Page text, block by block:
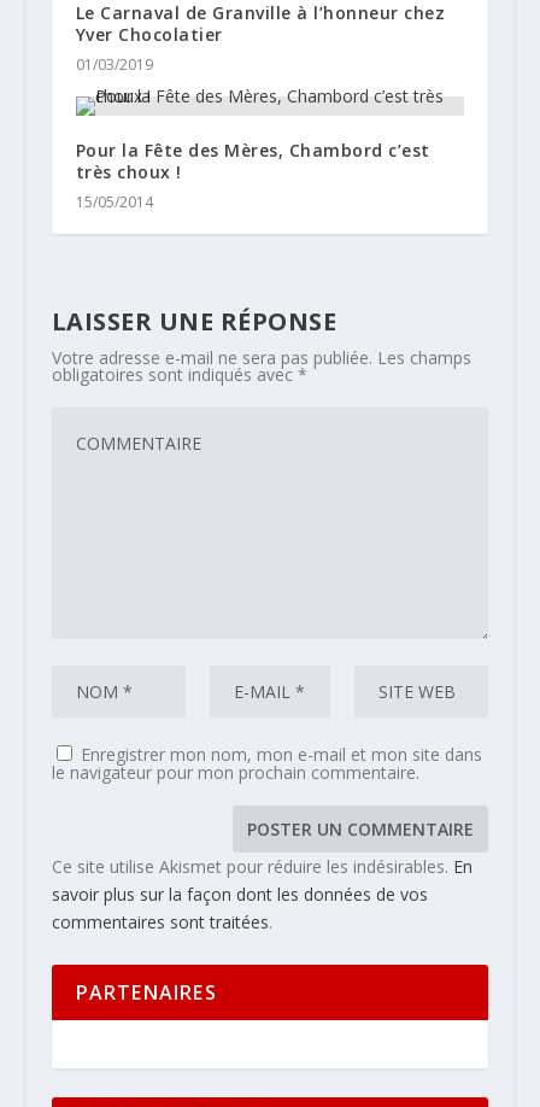
Le Carnaval de Granville à l’honneur chez
Yver Chocolatier
01/03/2019
Pour la Fête des Mères, Chambord c’est
très choux !
15/05/2014
LAISSER UNE RÉPONSE
Votre adresse e-mail ne sera pas publiée. Les champs
obligatoires sont indiqués avec *
Enregistrer mon nom, mon e-mail et mon site dans
le navigateur pour mon prochain commentaire.
Ce site utilise Akismet pour réduire les indésirables. En
savoir plus sur la façon dont les données de vos
commentaires sont traitées.
PARTENAIRES